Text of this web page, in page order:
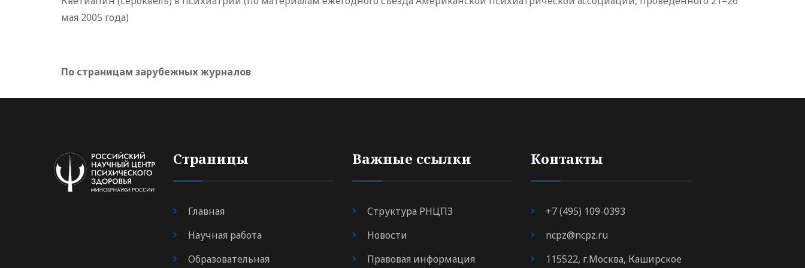
мая 2005 года)
По страницам зарубежных журналов
Страницы
Главная
Научная работа
Образовательная
Важные ссылки
Структура РНЦПЗ
Новости
Правовая информация
Контакты
+7 (495) 109-0393
ncpz@ncpz.ru
115522, г.Москва, Каширское